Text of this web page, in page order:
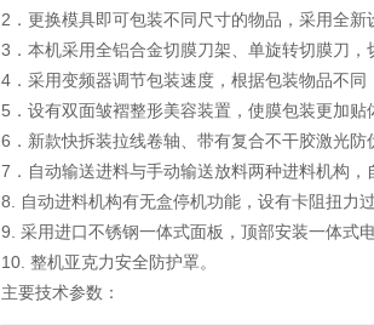
2．更换模具即可包装不同尺寸的物品，采用全
3．本机采用全铝合金切膜刀架、单旋转切膜刀
4．采用变频器调节包装速度，根据包装物品不
5．设有双面皱褶整形美容装置，使膜包装更加贴
6．新款快拆装拉线卷轴、带有复合不干胶激光
7．自动输送进料与手动输送放料两种进料机构
8. 自动进料机构有无盒停机功能，设有卡阻扭力
9. 采用进口不锈钢一体式面板，顶部安装一体式
10. 整机亚克力安全防护罩。
主要技术参数：